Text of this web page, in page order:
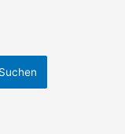
Suchen